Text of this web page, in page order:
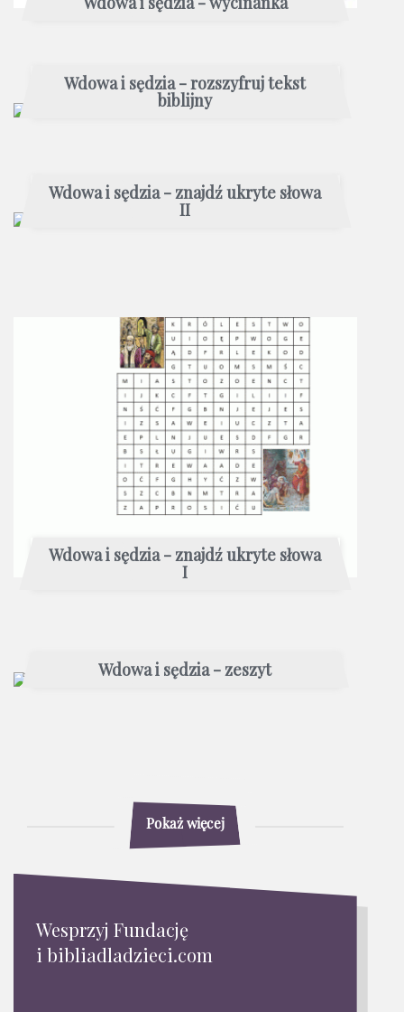
Wdowa i sędzia - rozszyfruj tekst
biblijny
Wdowa i sędzia - znajdź ukryte słowa
II
Wdowa i sędzia - znajdź ukryte słowa
I
Wdowa i sędzia - zeszyt
Pokaż więcej
Wesprzyj Fundację
i bibliadladzieci.com